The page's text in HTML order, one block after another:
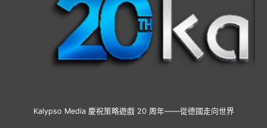
Kalypso Media 慶祝策略遊戲 20 周年——從德國走向世界